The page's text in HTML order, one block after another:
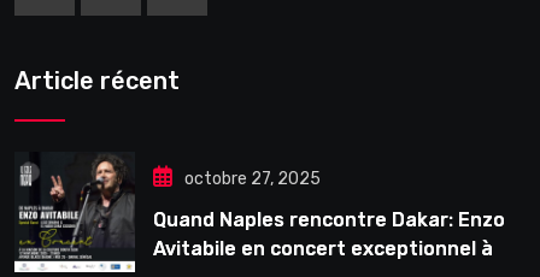
Article récent
octobre 27, 2025
Quand Naples rencontre Dakar: Enzo
Avitabile en concert exceptionnel à